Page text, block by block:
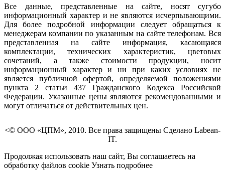
Все данные, представленные на сайте, носят сугубо
информационный характер и не являются исчерпывающими.
Для более подробной информации следует обращаться к
менеджерам компании по указанным на сайте телефонам. Вся
представленная на сайте информация, касающаяся
комплектации, технических характеристик, цветовых
сочетаний, а также стоимости продукции, носит
информационный характер и ни при каких условиях не
является публичной офертой, определяемой положениями
пункта 2 статьи 437 Гражданского Кодекса Российской
Федерации. Указанные цены являются рекомендованными и
могут отличаться от действительных цен.
<© ООО «ЦПМ», 2010. Все права защищены Сделано Labean-
IT.
Продолжая использовать наш сайт, Вы соглашаетесь на
обработку файлов cookie Узнать подробнее